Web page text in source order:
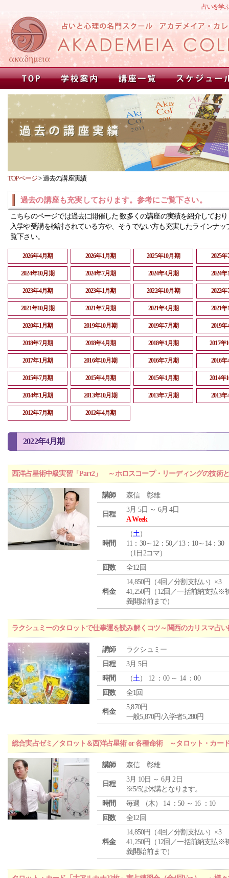
占いを学
TOPページ>過去の講座実績
過去の講座も充実しております。参考にご覧下さい。
こちらのページでは過去に開催した 数多くの講座の実績を紹介してお
入学や受講を検討されている方や、そうでない方も充実したラインナッ
覧下さい。
2026年4月期 2026年1月期 2025年10月期 2025
2024年10月期 2024年7月期 2024年4月期 2024
2023年4月期 2023年1月期 2022年10月期 2022
2021年10月期 2021年7月期 2021年4月期 2021
2020年1月期 2019年10月期 2019年7月期 2019
2018年7月期 2018年4月期 2018年1月期 2017年
2017年1月期 2016年10月期 2016年7月期 2016
2015年7月期 2015年4月期 2015年1月期 2014年
2014年1月期 2013年10月期 2013年7月期 2013
2012年7月期 2012年4月期
2022年4月期
西洋占星術中級実習「Part2」 ～ホロスコープ・リーディングの技術
講師 森信 彰雄
日程
3月 5日 ～ 6月 4日
A Week
時間
（土）
11：30～12：50／13：10～14：30
（1日2コマ）
回数
全12回
料金
14,850円（4回／分割支払い）×3
41,250円（12回／一括前納支払※
義開始前まで）
ラクシュミーのタロットで仕事運を読み解くコツ～関西のカリスマ占
講師
ラクシュミー
日程
3月 5日
時間
（土） 12 ：00 ～ 14 ：00
回数
全1回
料金
5,870円
一般5,870円/入学者5,280円
総合実占ゼミ／タロット＆西洋占星術 or 各種命術 ～タロット・カー
講師 森信 彰雄
日程
3月 10日 ～ 6月 2日
※5/5は休講となります。
時間
毎週 （木） 14 ：50 ～ 16 ：10
回数
全12回
料金
14,850円（4回／分割支払い）×3
41,250円（12回／一括前納支払※
義開始前まで）